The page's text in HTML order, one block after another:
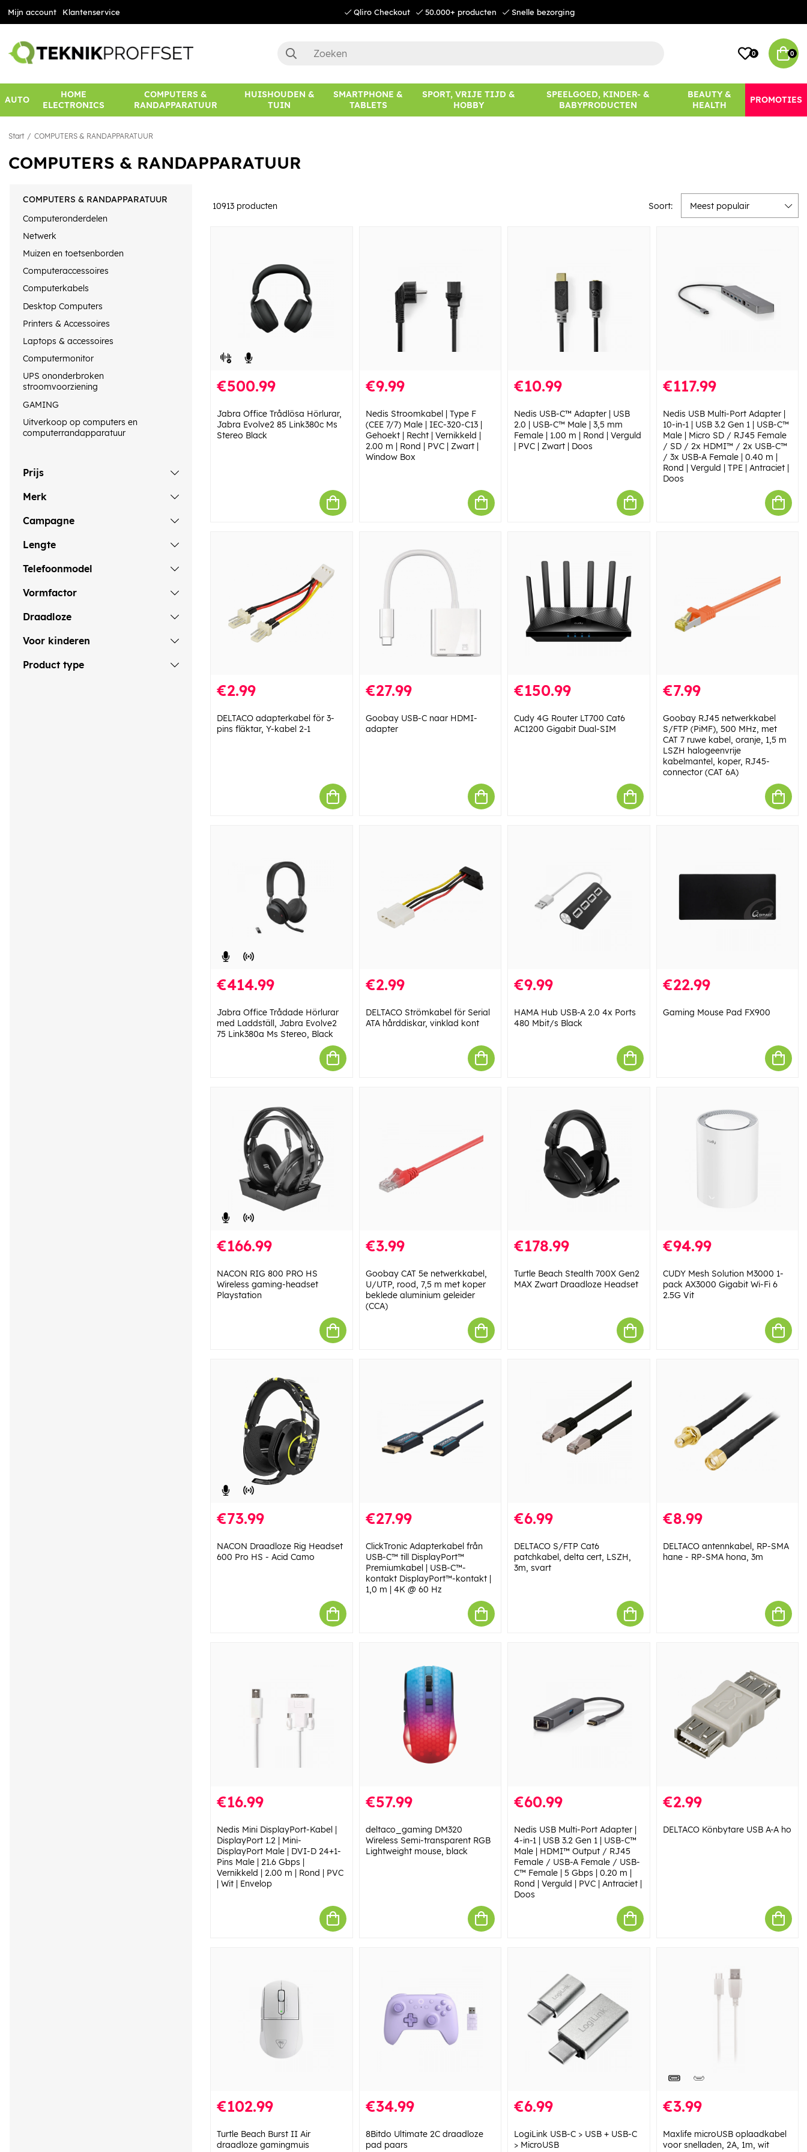
Mijn account Klantenservice Qliro Checkout 50.000+ producten Snelle bezorging
0 0
AUTO
HOME
ELECTRONICS
COMPUTERS &
RANDAPPARATUUR
HUISHOUDEN &
TUIN
SMARTPHONE &
TABLETS
SPORT, VRIJE TIJD &
HOBBY
SPEELGOED, KINDER- &
BABYPRODUCTEN
BEAUTY &
HEALTH
PROMOTIES
Start COMPUTERS & RANDAPPARATUUR
COMPUTERS & RANDAPPARATUUR
COMPUTERS & RANDAPPARATUUR
Computeronderdelen
Netwerk
Muizen en toetsenborden
Computeraccessoires
Computerkabels
Desktop Computers
Printers & Accessoires
Laptops & accessoires
Computermonitor
UPS ononderbroken
stroomvoorziening
GAMING
Uitverkoop op computers en
computerrandapparatuur
Prijs
Merk
Campagne
Lengte
Telefoonmodel
Vormfactor
Draadloze
Voor kinderen
Product type
10913 producten Soort: Meest populair
€500.99
Jabra Office Trådlösa Hörlurar,
Jabra Evolve2 85 Link380c Ms
Stereo Black
€9.99
Nedis Stroomkabel | Type F
(CEE 7/7) Male | IEC-320-C13 |
Gehoekt | Recht | Vernikkeld |
2.00 m | Rond | PVC | Zwart |
Window Box
€10.99
Nedis USB-C™ Adapter | USB
2.0 | USB-C™ Male | 3,5 mm
Female | 1.00 m | Rond | Verguld
| PVC | Zwart | Doos
€117.99
Nedis USB Multi-Port Adapter |
10-in-1 | USB 3.2 Gen 1 | USB-C™
Male | Micro SD / RJ45 Female
/ SD / 2x HDMI™ / 2x USB-C™
/ 3x USB-A Female | 0.40 m |
Rond | Verguld | TPE | Antraciet |
Doos
€2.99
DELTACO adapterkabel för 3-
pins fläktar, Y-kabel 2-1
€27.99
Goobay USB-C naar HDMI-
adapter
€150.99
Cudy 4G Router LT700 Cat6
AC1200 Gigabit Dual-SIM
€7.99
Goobay RJ45 netwerkkabel
S/FTP (PiMF), 500 MHz, met
CAT 7 ruwe kabel, oranje, 1,5 m
LSZH halogeenvrije
kabelmantel, koper, RJ45-
connector (CAT 6A)
€414.99
Jabra Office Trådade Hörlurar
med Laddställ, Jabra Evolve2
75 Link380a Ms Stereo, Black
€2.99
DELTACO Strömkabel för Serial
ATA hårddiskar, vinklad kont
€9.99
HAMA Hub USB-A 2.0 4x Ports
480 Mbit/s Black
€22.99
Gaming Mouse Pad FX900
€166.99
NACON RIG 800 PRO HS
Wireless gaming-headset
Playstation
€3.99
Goobay CAT 5e netwerkkabel,
U/UTP, rood, 7,5 m met koper
beklede aluminium geleider
(CCA)
€178.99
Turtle Beach Stealth 700X Gen2
MAX Zwart Draadloze Headset
€94.99
CUDY Mesh Solution M3000 1-
pack AX3000 Gigabit Wi-Fi 6
2.5G Vit
€73.99
NACON Draadloze Rig Headset
600 Pro HS - Acid Camo
€27.99
ClickTronic Adapterkabel från
USB-C™ till DisplayPort™
Premiumkabel | USB-C™-
kontakt DisplayPort™-kontakt |
1,0 m | 4K @ 60 Hz
€6.99
DELTACO S/FTP Cat6
patchkabel, delta cert, LSZH,
3m, svart
€8.99
DELTACO antennkabel, RP-SMA
hane - RP-SMA hona, 3m
€16.99
Nedis Mini DisplayPort-Kabel |
DisplayPort 1.2 | Mini-
DisplayPort Male | DVI-D 24+1-
Pins Male | 21.6 Gbps |
Vernikkeld | 2.00 m | Rond | PVC
| Wit | Envelop
€57.99
deltaco_gaming DM320
Wireless Semi-transparent RGB
Lightweight mouse, black
€60.99
Nedis USB Multi-Port Adapter |
4-in-1 | USB 3.2 Gen 1 | USB-C™
Male | HDMI™ Output / RJ45
Female / USB-A Female / USB-
C™ Female | 5 Gbps | 0.20 m |
Rond | Verguld | PVC | Antraciet |
Doos
€2.99
DELTACO Könbytare USB A-A ho
€102.99
Turtle Beach Burst II Air
draadloze gamingmuis
€34.99
8Bitdo Ultimate 2C draadloze
pad paars
€6.99
LogiLink USB-C > USB + USB-C
> MicroUSB
€3.99
Maxlife microUSB oplaadkabel
voor snelladen, 2A, 1m, wit